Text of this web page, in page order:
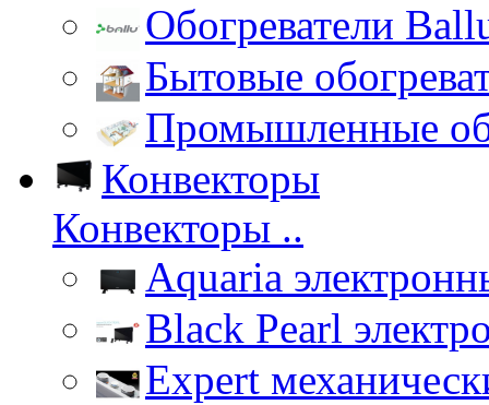
Обогреватели
Бытовые
Промышленные
Конвекторы
Конвекторы ..
Aquaria
Black Pearl
Expert